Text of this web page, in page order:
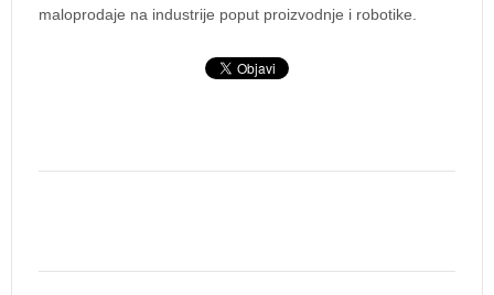
maloprodaje na industrije poput proizvodnje i robotike.